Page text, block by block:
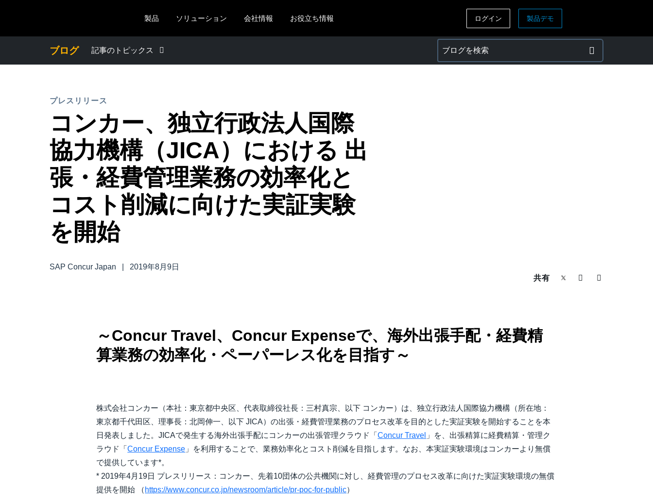
製品
ソリューション 会社情報 お役立ち情報
Canada (Français)
México (Español)
Brasil (Português) Nederlands (English)
ASIA PACIFIC
ログイン 製品デモ
ブログ 記事のトピックス
電子帳簿保存法・インボイス制度
経理・総務の豆知識
出張・経費管理トレンド
中堅・中小企業
働きかた改革
プレスリリース
コンカー、独立行政法人国際
協力機構（JICA）における 出
張・経費管理業務の効率化と
コスト削減に向けた実証実験
を開始
SAP Concur Japan
2019年8月9日
共有
～Concur Travel、Concur Expenseで、海外出張手配・経費精
算業務の効率化・ペーパーレス化を目指す～
株式会社コンカー（本社：東京都中央区、代表取締役社長：三村真宗、以下 コンカー）は、独立行政法人国際協力機構（所在地：
東京都千代田区、理事長：北岡伸一、以下 JICA）の出張・経費管理業務のプロセス改革を目的とした実証実験を開始することを本
日発表しました。JICAで発生する海外出張手配にコンカーの出張管理クラウド「Concur Travel 」を、出張精算に経費精算・管理ク
ラウド「Concur Expense 」を利用することで、業務効率化とコスト削減を目指します。なお、本実証実験環境はコンカーより無償
で提供しています*。
* 2019年4月19日 プレスリリース：コンカー、先着10団体の公共機関に対し、経費管理のプロセス改革に向けた実証実験環境の無償
提供を開始 （ https://www.concur.co.jp/newsroom/article/pr-poc-for-public）